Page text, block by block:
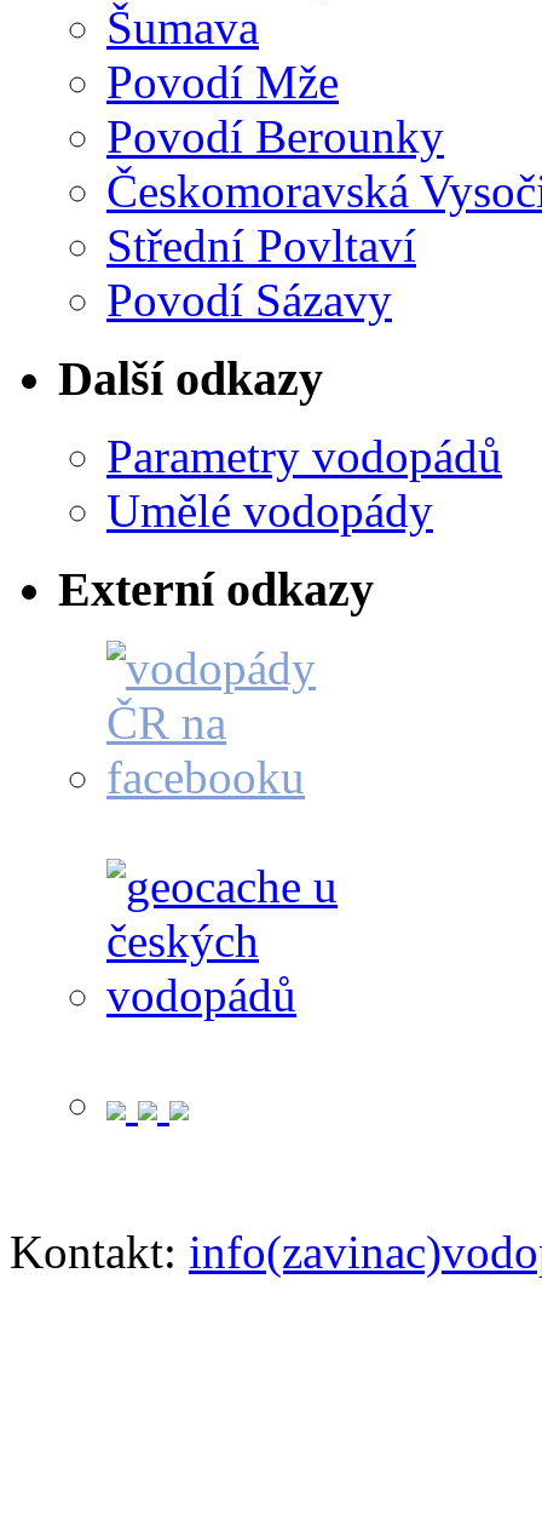
Šumava
Povodí Mže
Povodí Berounky
Českomoravská
Střední Povltaví
Povodí Sázavy
Další odkazy
Parametry vodopádů
Umělé vodopády
Externí odkazy
Kontakt: